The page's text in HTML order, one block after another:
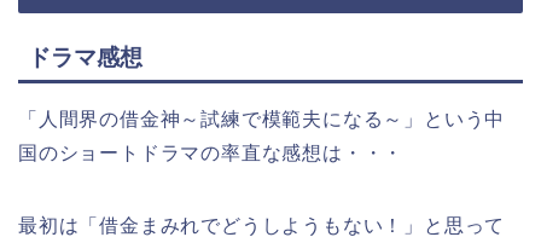
ドラマ感想
「人間界の借金神～試練で模範夫になる～」という中
国のショートドラマの率直な感想は・・・
最初は「借金まみれでどうしようもない！」と思って